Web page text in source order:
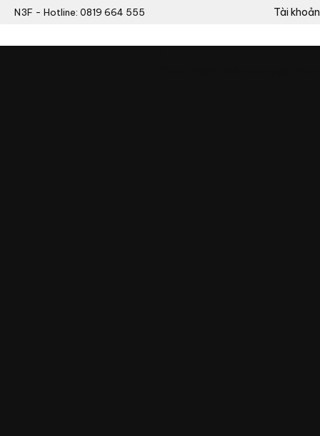
N3F - Hotline: 0819 664 555 Tài khoản